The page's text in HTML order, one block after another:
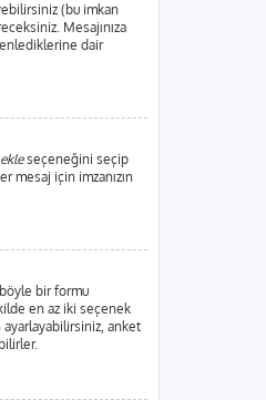
(bu imkan
Mesajınıza
dair
seçeneğini seçip
mesaj için imzanızın
bir formu
en az iki seçenek
ayarlayabilirsiniz, anket